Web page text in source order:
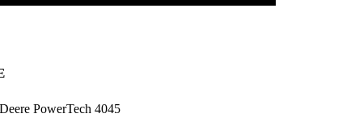
PowerTech 4045